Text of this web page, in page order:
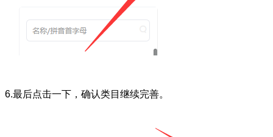
6.最后点击一下，确认类目继续完善。